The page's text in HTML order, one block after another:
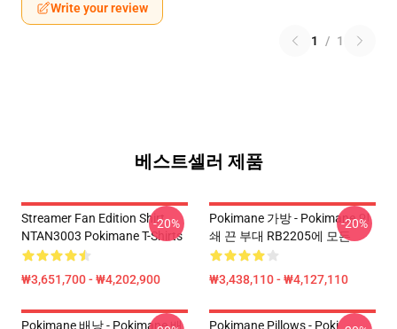
Write your review
1 / 1
베스트셀러 제품
Streamer Fan Edition Shirt
NTAN3003 Pokimane T-Shirts
₩3,651,700 - ₩4,202,900
-20%
Pokimane 가방 - Pokimane 인
쇄 끈 부대 RB2205에 모든
₩3,438,110 - ₩4,127,110
-20%
Pokimane 배낭 - Pokimane 배
Pokimane Pillows - Poki